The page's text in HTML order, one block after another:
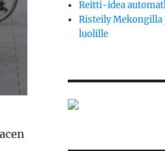
Reitti-idea
Risteily Mekongilla
luolille